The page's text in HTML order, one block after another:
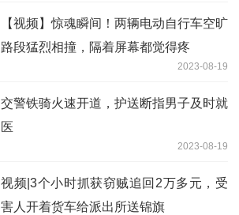
【视频】惊魂瞬间！两辆电动自行车空旷
路段猛烈相撞，隔着屏幕都觉得疼
2023-08-19
交警铁骑火速开道，护送断指男子及时就
医
2023-08-19
视频|3个小时抓获窃贼追回2万多元，受
害人开着货车给派出所送锦旗